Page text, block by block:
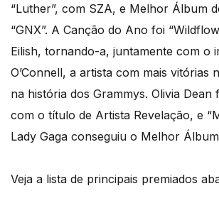
“Luther”, com SZA, e Melhor Álbum
“GNX”. A Canção do Ano foi
Eilish, tornando-a, juntamente com o
O’Connell, a artista com mais vitórias
na história dos Grammys. Olivia Dean
com o título de Artista Revelação, e
Lady Gaga conseguiu o Melhor
Veja a lista de principais premiados